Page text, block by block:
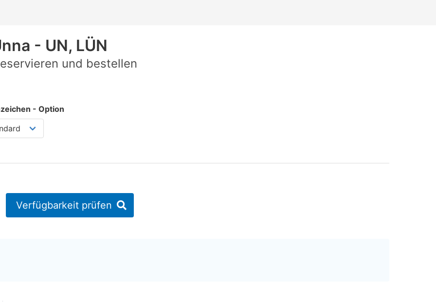
- UN, LÜN
und bestellen
- Option
Verfügbarkeit prüfen